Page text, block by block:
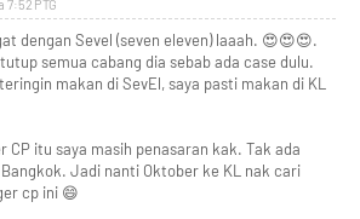
7:52 PTG
dengan Sevel (seven eleven) laaah. 😍😍😍.
semua cabang dia sebab ada case dulu.
makan di SevEl, saya pasti makan di KL
CP itu saya masih penasaran kak. Tak ada
Jadi nanti Oktober ke KL nak cari
cp ini 😄